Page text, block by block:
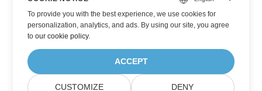
To provide you with the best experience, we use cookies for
personalization, analytics, and ads. By using our site, you agree
toour cookie policy.
ACCEPT
CUSTOMIZE DENY